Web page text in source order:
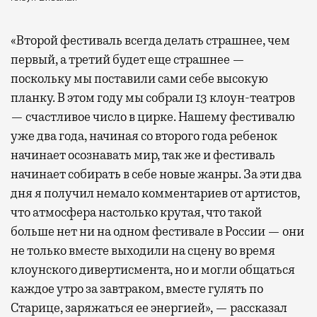
«Второй фестиваль всегда делать страшнее, чем
первый, а третий будет еще страшнее —
поскольку мы поставили сами себе высокую
планку. В этом году мы собрали 13 клоун-театров
— счастливое число в цирке. Нашему фестивалю
уже два года, начиная со второго года ребенок
начинает осознавать мир, так же и фестиваль
начинает собирать в себе новые жанры. За эти два
дня я получил немало комментариев от артистов,
что атмосфера настолько крутая, что такой
больше нет ни на одном фестивале в России — они
не только вместе выходили на сцену во время
клоунского дивертисмента, но и могли общаться
каждое утро за завтраком, вместе гулять по
Старице, заряжаться ее энергией», — рассказал